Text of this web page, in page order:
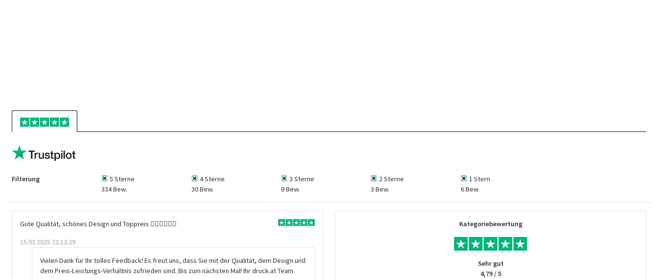
Filterung
5 Sterne
334 Bew.
4 Sterne
30 Bew.
3 Sterne
8 Bew.
2 Sterne
3 Bew.
1 Stern
6 Bew.
Gute Qualität, schönes Design und Toppreis 👍🏻👍🏻👍🏻
15.03.2025 22:12:29
Vielen Dank für Ihr tolles Feedback! Es freut uns, dass Sie mit der Qualität, dem Design und
dem Preis-Leistungs-Verhältnis zufrieden sind. Bis zum nächsten Mal! Ihr druck.at Team
Kategoriebewertung
Sehr gut
4,79 / 5